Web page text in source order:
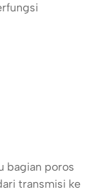
bagian poros
transmisi ke